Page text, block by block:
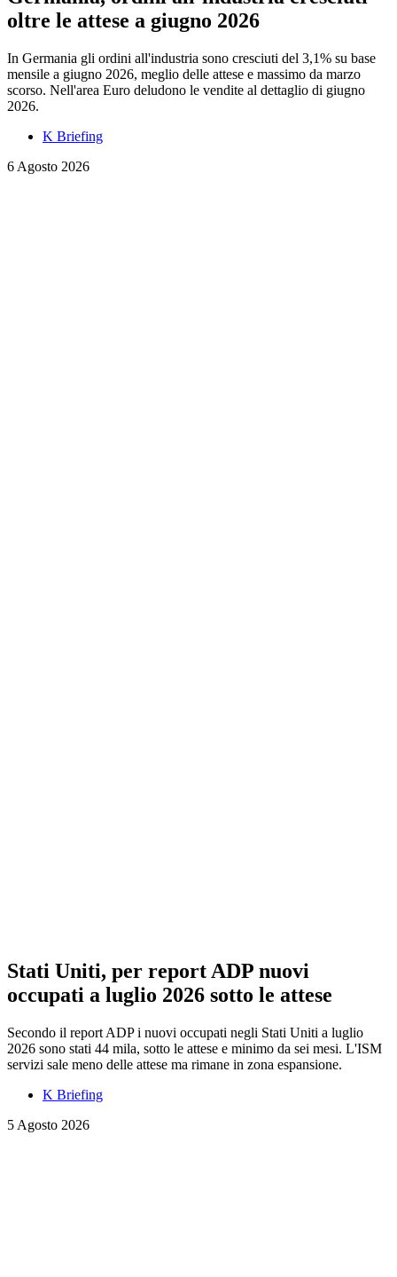
oltre le attese a giugno 2026
In Germania gli ordini all'industria sono cresciuti del 3,1% su base
mensile a giugno 2026, meglio delle attese e massimo da marzo
scorso. Nell'area Euro deludono le vendite al dettaglio di giugno
2026.
K Briefing
6 Agosto 2026
Stati Uniti, per report ADP nuovi
occupati a luglio 2026 sotto le attese
Secondo il report ADP i nuovi occupati negli Stati Uniti a luglio
2026 sono stati 44 mila, sotto le attese e minimo da sei mesi. L'ISM
servizi sale meno delle attese ma rimane in zona espansione.
K Briefing
5 Agosto 2026